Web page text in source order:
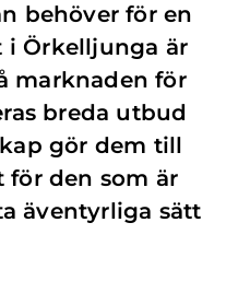
behöver för en
i Örkelljunga är
marknaden för
breda utbud
gör dem till
för den som är
äventyrliga sätt